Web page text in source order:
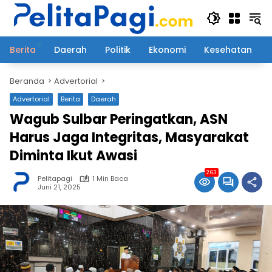
Langsung
Berita
Daerah Politik Ekonomi Kesehatan
Beranda Advertorial
Advertorial Berita Daerah
Wagub Sulbar Peringatkan, ASN
Harus Jaga Integritas, Masyarakat
Diminta Ikut Awasi
Pelitapagi
1 Min Baca
Juni 21, 2025
263